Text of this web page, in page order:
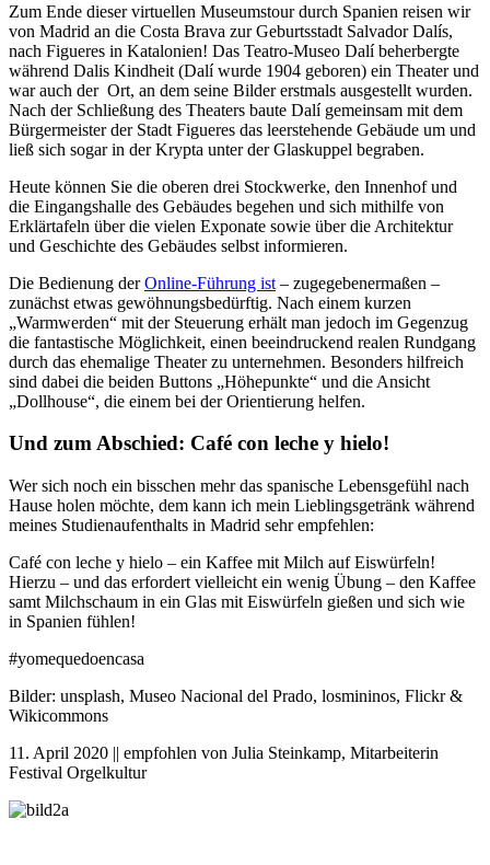
Zum Ende dieser virtuellen Museumstour durch Spanien reisen wir
von Madrid an die Costa Brava zur Geburtsstadt Salvador Dalís,
nach Figueres in Katalonien! Das Teatro-Museo Dalí beherbergte
während Dalis Kindheit (Dalí wurde 1904 geboren) ein Theater und
war auch der Ort, an dem seine Bilder erstmals ausgestellt wurden.
Nach der Schließung des Theaters baute Dalí gemeinsam mit dem
Bürgermeister der Stadt Figueres das leerstehende Gebäude um und
ließ sich sogar in der Krypta unter der Glaskuppel begraben.
Heute können Sie die oberen drei Stockwerke, den Innenhof und
die Eingangshalle des Gebäudes begehen und sich mithilfe von
Erklärtafeln über die vielen Exponate sowie über die Architektur
und Geschichte des Gebäudes selbst informieren.
Die Bedienung derOnline-Führung ist – zugegebenermaßen –
zunächst etwas gewöhnungsbedürftig. Nach einem kurzen
„Warmwerden“ mit der Steuerung erhält man jedoch im Gegenzug
die fantastische Möglichkeit, einen beeindruckend realen Rundgang
durch das ehemalige Theater zu unternehmen. Besonders hilfreich
sind dabei die beiden Buttons „Höhepunkte“ und die Ansicht
„Dollhouse“, die einem bei der Orientierung helfen.
Und zum Abschied: Café con leche y hielo!
Wer sich noch ein bisschen mehr das spanische Lebensgefühl nach
Hause holen möchte, dem kann ich mein Lieblingsgetränk während
meines Studienaufenthalts in Madrid sehr empfehlen:
Café con leche y hielo – ein Kaffee mit Milch auf Eiswürfeln!
Hierzu – und das erfordert vielleicht ein wenig Übung – den Kaffee
samt Milchschaum in ein Glas mit Eiswürfeln gießen und sich wie
in Spanien fühlen!
#yomequedoencasa
Bilder: unsplash, Museo Nacional del Prado, losmininos, Flickr &
Wikicommons
11. April 2020 || empfohlen von Julia Steinkamp, Mitarbeiterin
Festival Orgelkultur